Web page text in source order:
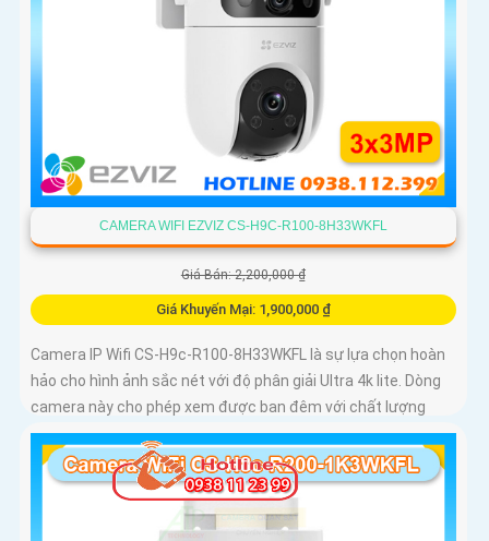
CAMERA WIFI EZVIZ CS-H9C-R100-8H33WKFL
Giá Bán: 2,200,000 ₫
Giá Khuyến Mại: 1,900,000 ₫
Camera IP Wifi CS-H9c-R100-8H33WKFL là sự lựa chọn hoàn
hảo cho hình ảnh sắc nét với độ phân giải Ultra 4k lite. Dòng
camera này cho phép xem được ban đêm với chất lượng
màu sắc như ban ngày, đến 30m